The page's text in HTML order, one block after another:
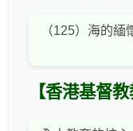
（125）海的緬
【香港基督